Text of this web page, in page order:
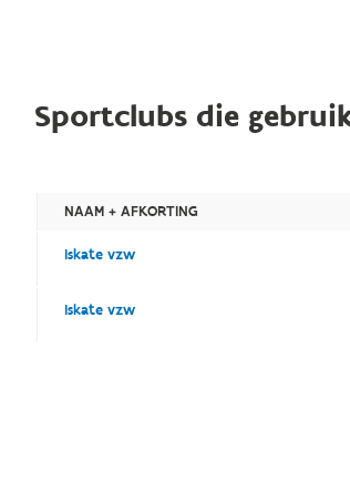
Sportclubs die
NAAM + AFKORTING
Iskate vzw
Iskate vzw